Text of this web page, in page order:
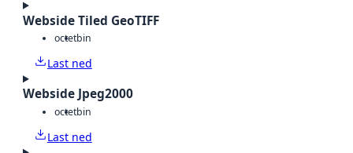
Webside Tiled GeoTIFF
octetbin
Last ned
Webside Jpeg2000
octetbin
Last ned